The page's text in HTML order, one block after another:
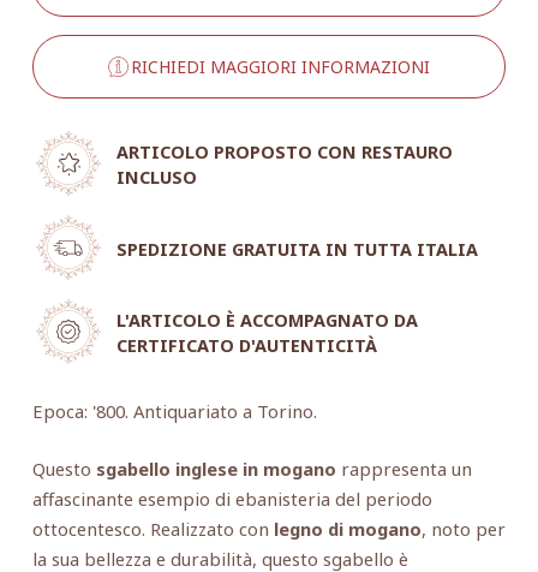
RICHIEDI MAGGIORI INFORMAZIONI
ARTICOLO PROPOSTO CON RESTAURO
INCLUSO
SPEDIZIONE GRATUITA IN TUTTA ITALIA
L'ARTICOLO È ACCOMPAGNATO DA
CERTIFICATO D'AUTENTICITÀ
Epoca: '800. Antiquariato a Torino.
Questo sgabello inglese in mogano rappresenta un
affascinante esempio di ebanisteria del periodo
ottocentesco. Realizzato con legno di mogano, noto per
la sua bellezza e durabilità, questo sgabello è